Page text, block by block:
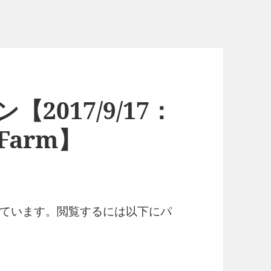
【2017/9/17：
】
います。閲覧するには以下にパ